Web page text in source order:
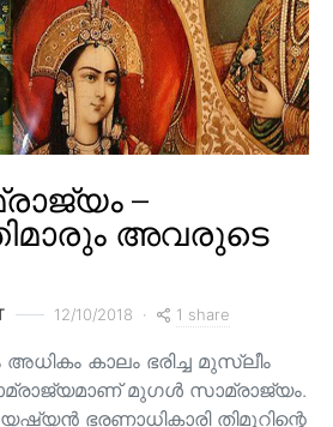
–
അവരുടെ
12/10/2018 1 share
കാലം ഭരിച്ച മുസ്ലീം
മുഗൾ സാമ്രാജ്യം.
ഭരണാധികാരി തിമൂറിന്റെ